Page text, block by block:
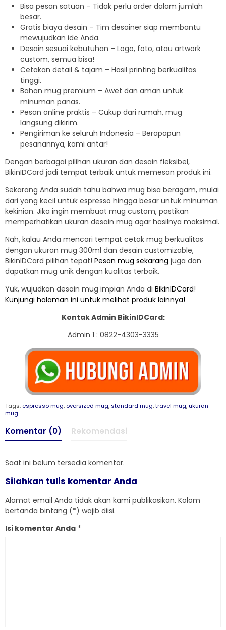
Bisa pesan satuan – Tidak perlu order dalam jumlah
besar.
Gratis biaya desain – Tim desainer siap membantu
mewujudkan ide Anda.
Desain sesuai kebutuhan – Logo, foto, atau artwork
custom, semua bisa!
Cetakan detail & tajam – Hasil printing berkualitas
tinggi.
Bahan mug premium – Awet dan aman untuk
minuman panas.
Pesan online praktis – Cukup dari rumah, mug
langsung dikirim.
Pengiriman ke seluruh Indonesia – Berapapun
pesanannya, kami antar!
Dengan berbagai pilihan ukuran dan desain fleksibel,
BikinIDCard jadi tempat terbaik untuk memesan produk ini.
Sekarang Anda sudah tahu bahwa mug bisa beragam, mulai
dari yang kecil untuk espresso hingga besar untuk minuman
kekinian. Jika ingin membuat mug custom, pastikan
memperhatikan ukuran desain mug agar hasilnya maksimal.
Nah, kalau Anda mencari tempat cetak mug berkualitas
dengan ukuran mug 300ml dan desain customizable,
BikinIDCard pilihan tepat! Pesan mug sekarang juga dan
dapatkan mug unik dengan kualitas terbaik.
Yuk, wujudkan desain mug impian Anda di BikinIDCard!
Kunjungi halaman ini untuk melihat produk lainnya!
Kontak Admin BikinIDCard:
Admin 1 : 0822-4303-3335
Tags: espresso mug, oversized mug,standard mug,travel mug,ukuran
mug
Komentar (0) Rekomendasi
Saat ini belum tersedia komentar.
Silahkan tulis komentar Anda
Alamat email Anda tidak akan kami publikasikan. Kolom
bertanda bintang (*) wajib diisi.
Isi komentar Anda *